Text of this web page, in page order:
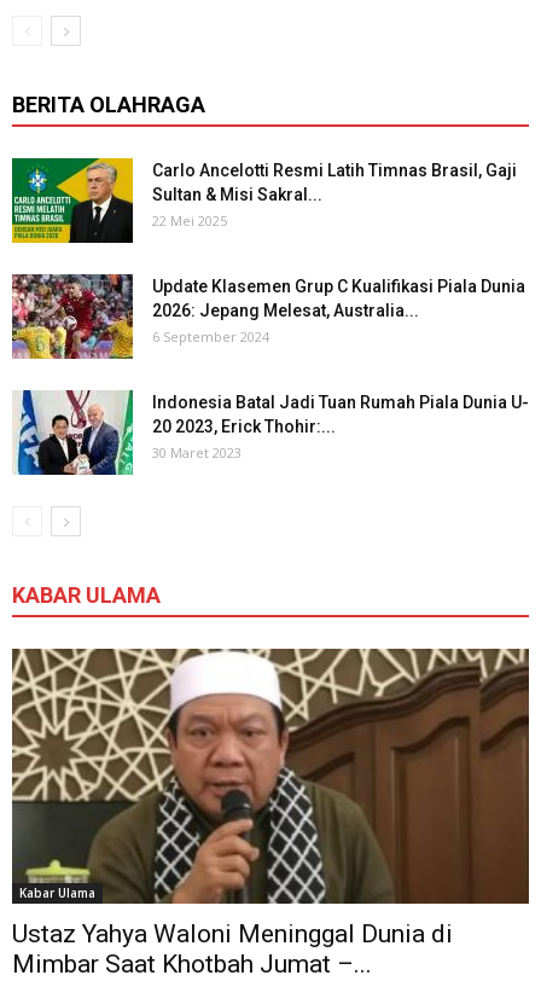
BERITA OLAHRAGA
Carlo Ancelotti Resmi Latih Timnas Brasil, Gaji
Sultan & Misi Sakral...
22 Mei 2025
Update Klasemen Grup C Kualifikasi Piala Dunia
2026: Jepang Melesat, Australia...
6 September 2024
Indonesia Batal Jadi Tuan Rumah Piala Dunia U-
20 2023, Erick Thohir:...
30 Maret 2023
KABAR ULAMA
Kabar Ulama
Ustaz Yahya Waloni Meninggal Dunia di
Mimbar Saat Khotbah Jumat –...